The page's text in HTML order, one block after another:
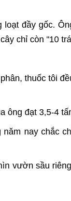
đầy gốc.
chỉ còn "10
thuốc tôi
ông đạt 3,5-4
nay chắc
vườn sầu